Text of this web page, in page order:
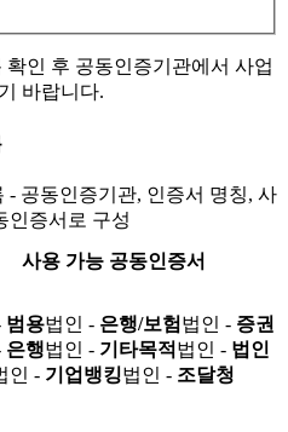
인 후 공동인증기관에서 사업
바랍니다.
공동인증기관, 인증서 명칭, 사
인증서로 구성
사용 가능 공동인증서
범용법인 - 은행/보험 법인 - 증권
은행법인 - 기타목적 법인 - 법인
인 - 기업뱅킹법인 - 조달청